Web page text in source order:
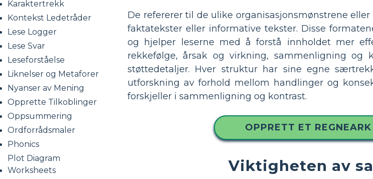
Karaktertrekk
Kontekst Ledetråder
Lese Logger
Lese Svar
Leseforståelse
Liknelser og Metaforer
Nyanser av Mening
Opprette Tilkoblinger
Oppsummering
Ordforrådsmaler
Phonics
Plot Diagram
Worksheets
De refererer til de ulike organisasjonsmønstrene
faktatekster eller informative tekster. Disse
og hjelper leserne med å forstå innholdet mer
rekkefølge, årsak og virkning, sammenligning og
støttedetaljer. Hver struktur har sine egne
utforskning av forhold mellom handlinger og
forskjeller i sammenligning og kontrast.
OPPRETT ET
Viktigheten av